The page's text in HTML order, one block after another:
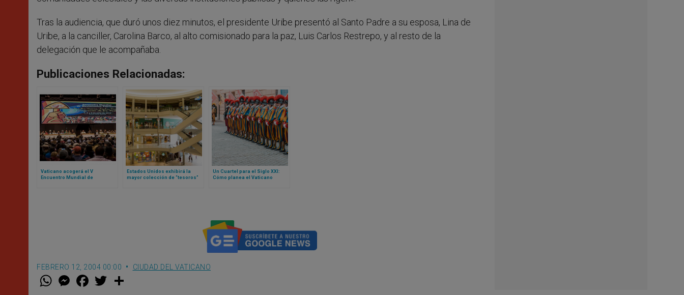
Tras la audiencia, que duró unos diez minutos, el presidente Uribe presentó al Santo Padre a su esposa, Lina de
Uribe, a la canciller, Carolina Barco, al alto comisionado para la paz, Luis Carlos Restrepo, y al resto de la
delegación que le acompañaba.
Publicaciones Relacionadas:
Vaticano acogerá el V
Encuentro Mundial de
Estados Unidos exhibirá la
mayor colección de “tesoros”
Un Cuartel para el Siglo XXI:
Cómo planea el Vaticano
FEBRERO 12, 2004 00:00 CIUDAD DEL VATICANO
W M
e
F
a w